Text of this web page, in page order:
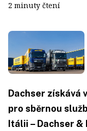
2 minuty čtení
Dachser získává
pro sběrnou
Itálii – Dachser &